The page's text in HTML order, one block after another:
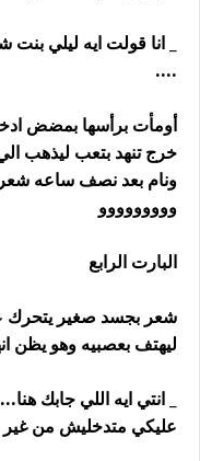
_ انا قولت ايه ليلي
....
أومأت برأسها بمضض
خرج تنهد بتعب ليذهب
ونام بعد نصف ساعه
ووووووووو
البارت الرابع
شعر بجسد صغير يتحرك
ليهتف بعصبيه وهو يظن
_ انتي ايه اللي جابك
عليكي متدخليش من